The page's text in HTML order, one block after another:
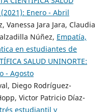
Enero - Abril
Vanessa Jara Jara, Claudia
Núñez, Empatía,
en estudiantes de
SALUD UNINORTE:
- Agosto
Diego Rodríguez-
Victor Patricio Díaz-
estudiantil y